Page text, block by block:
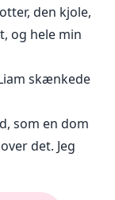
den kjole,
og hele min
skænkede
som en dom
det. Jeg